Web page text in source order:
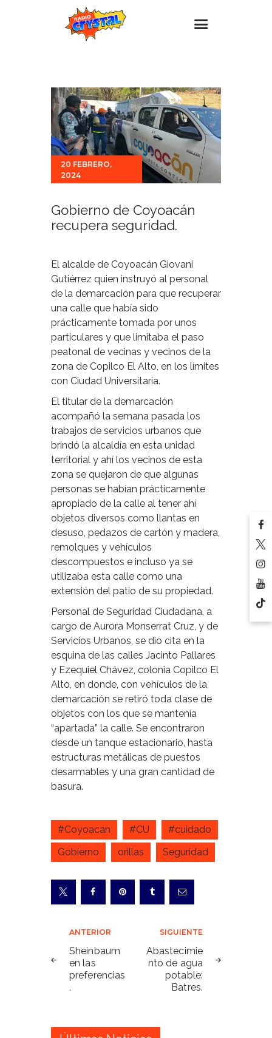
Estaciones
Eventos
Promociones
Noticias
Para ti
20 FEBRERO,
2024
Gobierno de Coyoacán
recupera seguridad.
El alcalde de Coyoacán Giovani
Gutiérrez quien instruyó al personal
de la demarcación para que recuperar
una calle que había sido
prácticamente tomada por unos
particulares y que limitaba el paso
peatonal de vecinas y vecinos de la
zona de Copilco El Alto, en los límites
con Ciudad Universitaria.
El titular de la demarcación
acompañó la semana pasada los
trabajos de servicios urbanos que
brindó la alcaldía en esta unidad
territorial y ahí los vecinos de esta
zona se quejaron de que algunas
personas se habían prácticamente
apropiado de la calle al tener ahí
objetos diversos como llantas en
desuso, pedazos de cartón y madera,
remolques y vehículos
descompuestos e incluso ya se
utilizaba esta calle como una
extensión del patio de su propiedad.
Personal de Seguridad Ciudadana, a
cargo de Aurora Monserrat Cruz, y de
Servicios Urbanos, se dio cita en la
esquina de las calles Jacinto Pallares
y Ezequiel Chávez, colonia Copilco El
Alto, en donde, con vehículos de la
demarcación se retiró toda clase de
objetos con los que se mantenía
“apartada” la calle. Se encontraron
desde un tanque estacionario, hasta
estructuras metálicas de puestos
desarmables y una gran cantidad de
basura.
#Coyoacan #CU
#cuidado
Gobierno
orillas Seguridad
Navegación
de
entradas
ANTERIOR
Sheinbaum
en las
preferencias
.
SIGUIENTE
Abastecimie
nto de agua
potable:
Batres.